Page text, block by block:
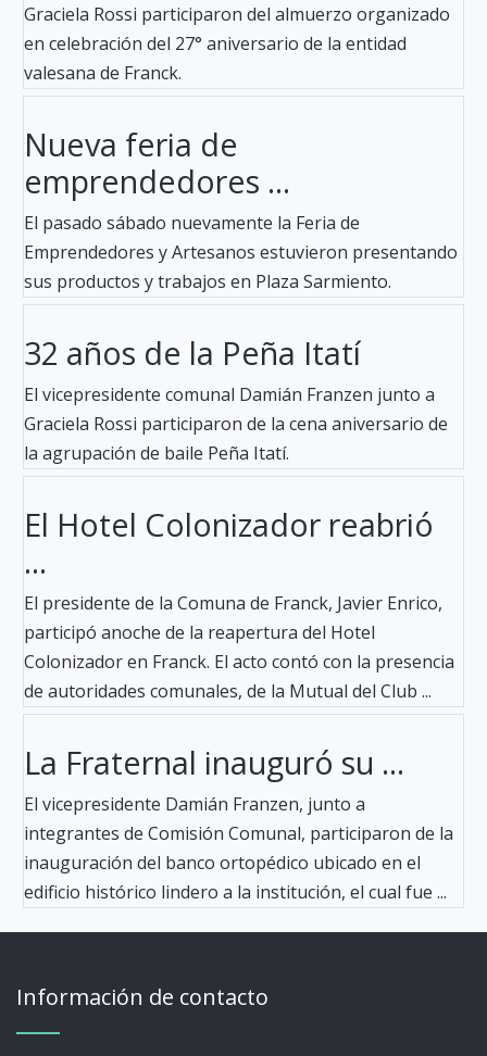
Graciela Rossi participaron del almuerzo organizado
en celebración del 27° aniversario de la entidad
valesana de Franck.
Nueva feria de
emprendedores ...
El pasado sábado nuevamente la Feria de
Emprendedores y Artesanos estuvieron presentando
sus productos y trabajos en Plaza Sarmiento.
32 años de la Peña Itatí
El vicepresidente comunal Damián Franzen junto a
Graciela Rossi participaron de la cena aniversario de
la agrupación de baile Peña Itatí.
El Hotel Colonizador reabrió
...
El presidente de la Comuna de Franck, Javier Enrico,
participó anoche de la reapertura del Hotel
Colonizador en Franck. El acto contó con la presencia
de autoridades comunales, de la Mutual del Club ...
La Fraternal inauguró su ...
El vicepresidente Damián Franzen, junto a
integrantes de Comisión Comunal, participaron de la
inauguración del banco ortopédico ubicado en el
edificio histórico lindero a la institución, el cual fue ...
Información de contacto